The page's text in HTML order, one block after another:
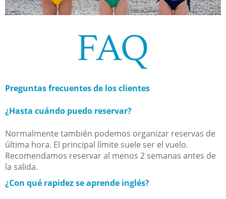
FAQ
Preguntas frecuentes de los clientes
¿Hasta cuándo puedo reservar?
Normalmente también podemos organizar reservas de
última hora. El principal límite suele ser el vuelo.
Recomendamos reservar al menos 2 semanas antes de
la salida.
¿Con qué rapidez se aprende inglés?